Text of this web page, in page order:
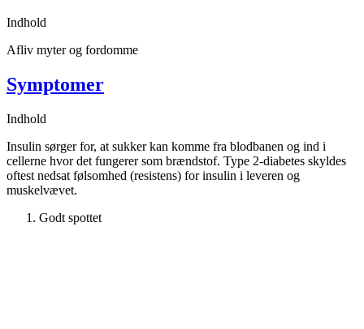
Indhold
Afliv myter og fordomme
Symptomer
Indhold
Insulin sørger for, at sukker kan komme fra blodbanen og ind i
cellerne hvor det fungerer som brændstof. Type 2-diabetes skyldes
oftest nedsat følsomhed (resistens) for insulin i leveren og
muskelvævet.
Godt spottet